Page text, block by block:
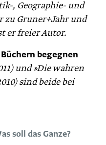
, Geographie- und
zu Gruner+Jahr und
er freier Autor.
begegnen
und »Die wahren
sind beide bei
soll das Ganze?